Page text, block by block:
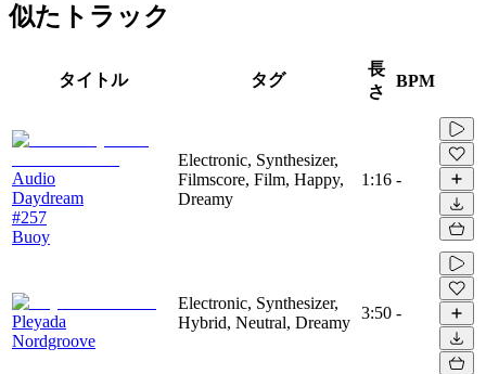
似たトラック
タイトル タグ
長
さ
BPM
Audio
Daydream
#257
Buoy
Electronic, Synthesizer,
Filmscore, Film, Happy,
Dreamy
1:16 -
Pleyada
Nordgroove
Electronic, Synthesizer,
Hybrid, Neutral, Dreamy
3:50 -